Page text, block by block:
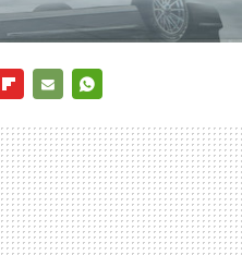
MAIL